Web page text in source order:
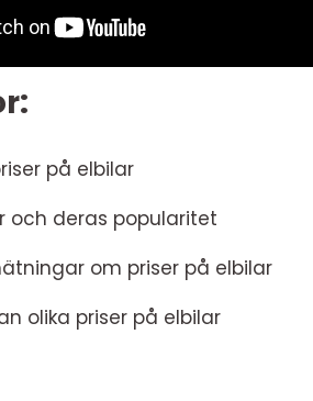
på elbilar
och deras popularitet
om priser på elbilar
olika priser på elbilar